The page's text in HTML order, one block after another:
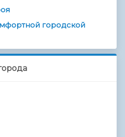
городской